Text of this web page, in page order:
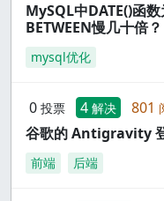
MySQL中DATE()函
BETWEEN慢几十倍？
mysql优化
0 投票 4 解决 801
谷歌的 Antigravity
前端 后端